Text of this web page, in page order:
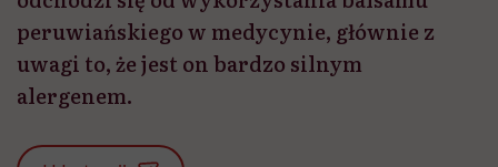
peruwiańskiego w medycynie, głównie z
uwagi to, że jest on bardzo silnym
alergenem.